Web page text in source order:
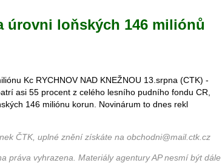
úrovni loňských 146 miliónů
Kc RYCHNOV NAD KNEŽNOU 13.srpna (CTK) -
asi 55 procent z celého lesního pudního fondu CR,
146 miliónu korun. Novinárum to dnes rekl
ČTK, uplné znění získáte na obchodni@mail.ctk.cz
práva vyhrazena. Materiály agentury AP nesmí být dále